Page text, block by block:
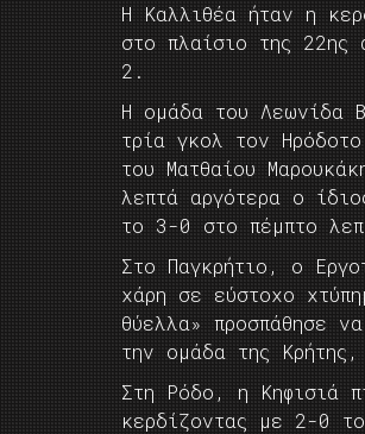
Η Καλλιθέα ήταν η
στο πλαίσιο της 22ης
2.
Η ομάδα του Λεωνίδα
τρία γκολ τον
του Ματθαίου
λεπτά αργότερα ο
το 3-0 στο πέμπτο
Στο Παγκρήτιο, ο
χάρη σε εύστοχο
θύελλα» προσπάθησε
την ομάδα της
Στη Ρόδο, η Κηφισιά
κερδίζοντας με 2-0